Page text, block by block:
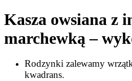
Kasza owsiana z
marchewką –
Rodzynki zalewamy
kwadrans.